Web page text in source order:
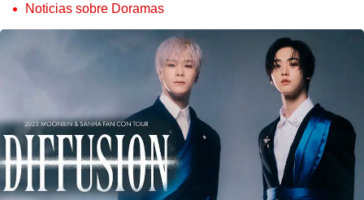
Noticias sobre Doramas